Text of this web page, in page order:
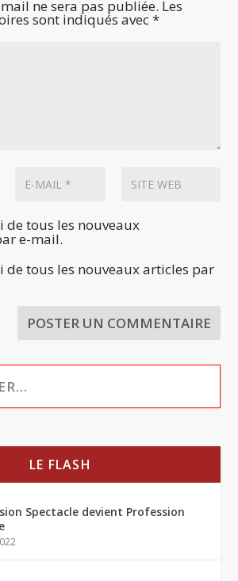
ne sera pas publiée. Les
sont indiqués avec*
de tous les nouveaux
e-mail.
de tous les nouveaux articles par
LE FLASH
Spectacle devient Profession